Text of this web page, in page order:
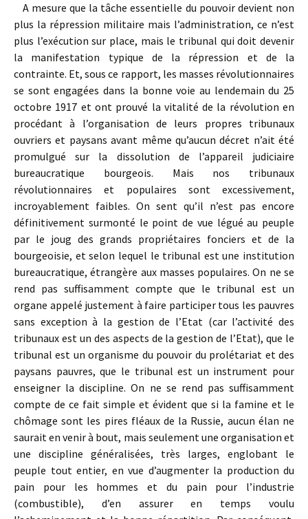
A mesure que la tâche essentielle du pouvoir devient non
plus la répression militaire mais l’administration, ce n’est
plus l’exécution sur place, mais le tribunal qui doit devenir
la manifestation typique de la répression et de la
contrainte. Et, sous ce rapport, les masses révolutionnaires
se sont engagées dans la bonne voie au lendemain du 25
octobre 1917 et ont prouvé la vitalité de la révolution en
procédant à l’organisation de leurs propres tribunaux
ouvriers et paysans avant même qu’aucun décret n’ait été
promulgué sur la dissolution de l’appareil judiciaire
bureaucratique bourgeois. Mais nos tribunaux
révolutionnaires et populaires sont excessivement,
incroyablement faibles. On sent qu’il n’est pas encore
définitivement surmonté le point de vue légué au peuple
par le joug des grands propriétaires fonciers et de la
bourgeoisie, et selon lequel le tribunal est une institution
bureaucratique, étrangère aux masses populaires. On ne se
rend pas suffisamment compte que le tribunal est un
organe appelé justement à faire participer tous les pauvres
sans exception à la gestion de l’Etat (car l’activité des
tribunaux est un des aspects de la gestion de l’Etat), que le
tribunal est un organisme du pouvoir du prolétariat et des
paysans pauvres, que le tribunal est un instrument pour
enseigner la discipline. On ne se rend pas suffisamment
compte de ce fait simple et évident que si la famine et le
chômage sont les pires fléaux de la Russie, aucun élan ne
saurait en venir à bout, mais seulement une organisation et
une discipline généralisées, très larges, englobant le
peuple tout entier, en vue d’augmenter la production du
pain pour les hommes et du pain pour l’industrie
(combustible), d’en assurer en temps voulu